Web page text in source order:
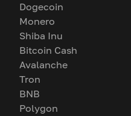
Dogecoin
Monero
Shiba Inu
Bitcoin Cash
Avalanche
Tron
BNB
Polygon